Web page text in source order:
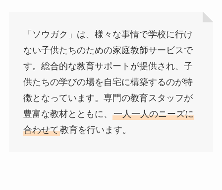
「ソウガク」は、様々な事情で学校に行け
ない子供たちのための家庭教師サービスで
す。総合的な教育サポートが提供され、子
供たちの学びの場を自宅に構築するのが特
徴となっています。専門の教育スタッフが
豊富な教材とともに、 一人一人のニーズに
合わせて教育を行います。